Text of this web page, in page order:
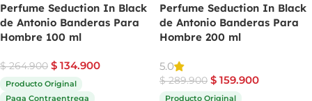
Perfume Seduction In Black
de Antonio Banderas Para
Hombre 100 ml
$264.900 $ 134.900
Producto Original
Paga Contraentrega
Perfume Seduction In Black
de Antonio Banderas Para
Hombre 200 ml
5.0
$289.900 $ 159.900
Producto Original